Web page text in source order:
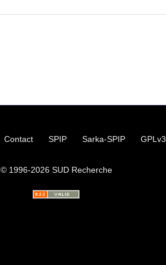
Contact SPIP Sarka-SPIP GPLv3
© 1996-2026 SUDRecherche